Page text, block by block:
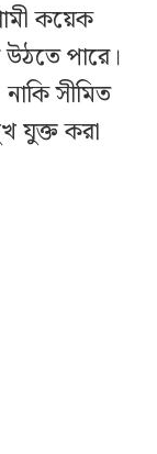
কয়েক
পারে।
সীমিত
যুক্ত করা